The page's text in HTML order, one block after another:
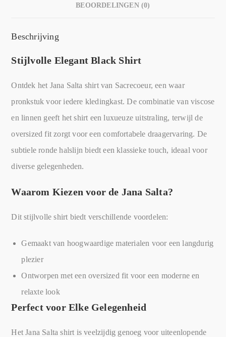
BEOORDELINGEN (0)
Beschrijving
Stijlvolle Elegant Black Shirt
Ontdek het Jana Salta shirt van Sacrecoeur, een waar
pronkstuk voor iedere kledingkast. De combinatie van viscose
en linnen geeft het shirt een luxueuze uitstraling, terwijl de
oversized fit zorgt voor een comfortabele draagervaring. De
subtiele ronde halslijn biedt een klassieke touch, ideaal voor
diverse gelegenheden.
Waarom Kiezen voor de Jana Salta?
Dit stijlvolle shirt biedt verschillende voordelen:
Gemaakt van hoogwaardige materialen voor een langdurig
plezier
Ontworpen met een oversized fit voor een moderne en
relaxte look
Perfect voor Elke Gelegenheid
Het Jana Salta shirt is veelzijdig genoeg voor uiteenlopende